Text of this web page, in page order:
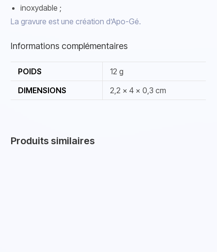
inoxydable ;
La gravure est une création d’Apo-Gé.
Informations complémentaires
POIDS
12 g
DIMENSIONS
2,2 × 4 × 0,3 cm
Produits similaires